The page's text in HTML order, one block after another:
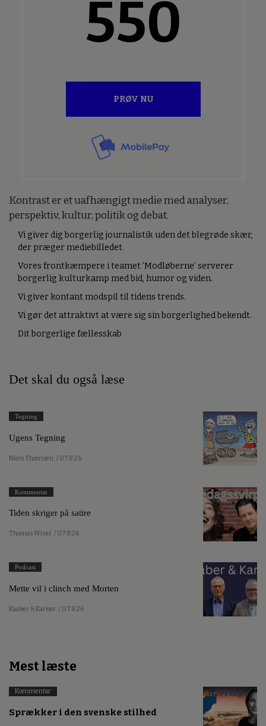
550
PRØV NU
Kontrast er et uafhængigt medie med analyser,
perspektiv, kultur, politik og debat.
Vi giver dig borgerlig journalistik uden det blegrøde skær,
der præger mediebilledet.
Vores frontkæmpere i teamet ’Modløberne’ serverer
borgerlig kulturkamp med bid, humor og viden.
Vi giver kontant modspil til tidens trends.
Vi gør det attraktivt at være sig sin borgerlighed bekendt.
Dit borgerlige fællesskab
Det skal du også læse
Tegning
Ugens Tegning
Niels Thomsen / 07.8.26
Kommentar
Tiden skriger på satire
Thomas Wivel / 07.8.26
Podcast
Mette vil i clinch med Morten
Kaaber & Karker / 07.8.26
Mest læste
Kommentar
Sprækker i den svenske stilhed